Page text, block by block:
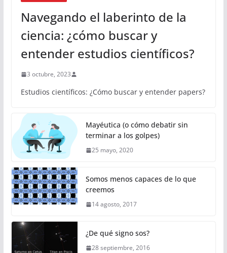
Navegando el laberinto de la
ciencia: ¿cómo buscar y
entender estudios científicos?
3 octubre, 2023
Estudios científicos: ¿Cómo buscar y entender papers?
Mayéutica (o cómo debatir sin
terminar a los golpes)
25 mayo, 2020
Somos menos capaces de lo que
creemos
14 agosto, 2017
¿De qué signo sos?
28 septiembre, 2016